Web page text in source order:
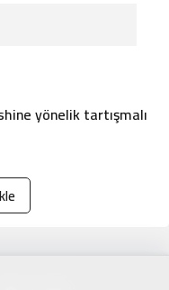
yönelik tartışmalı